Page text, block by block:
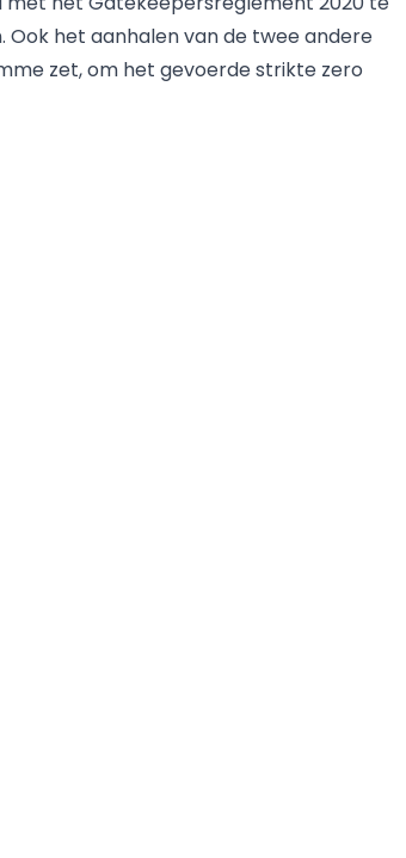
het aanhalen van de twee andere
zet, om het gevoerde strikte zero